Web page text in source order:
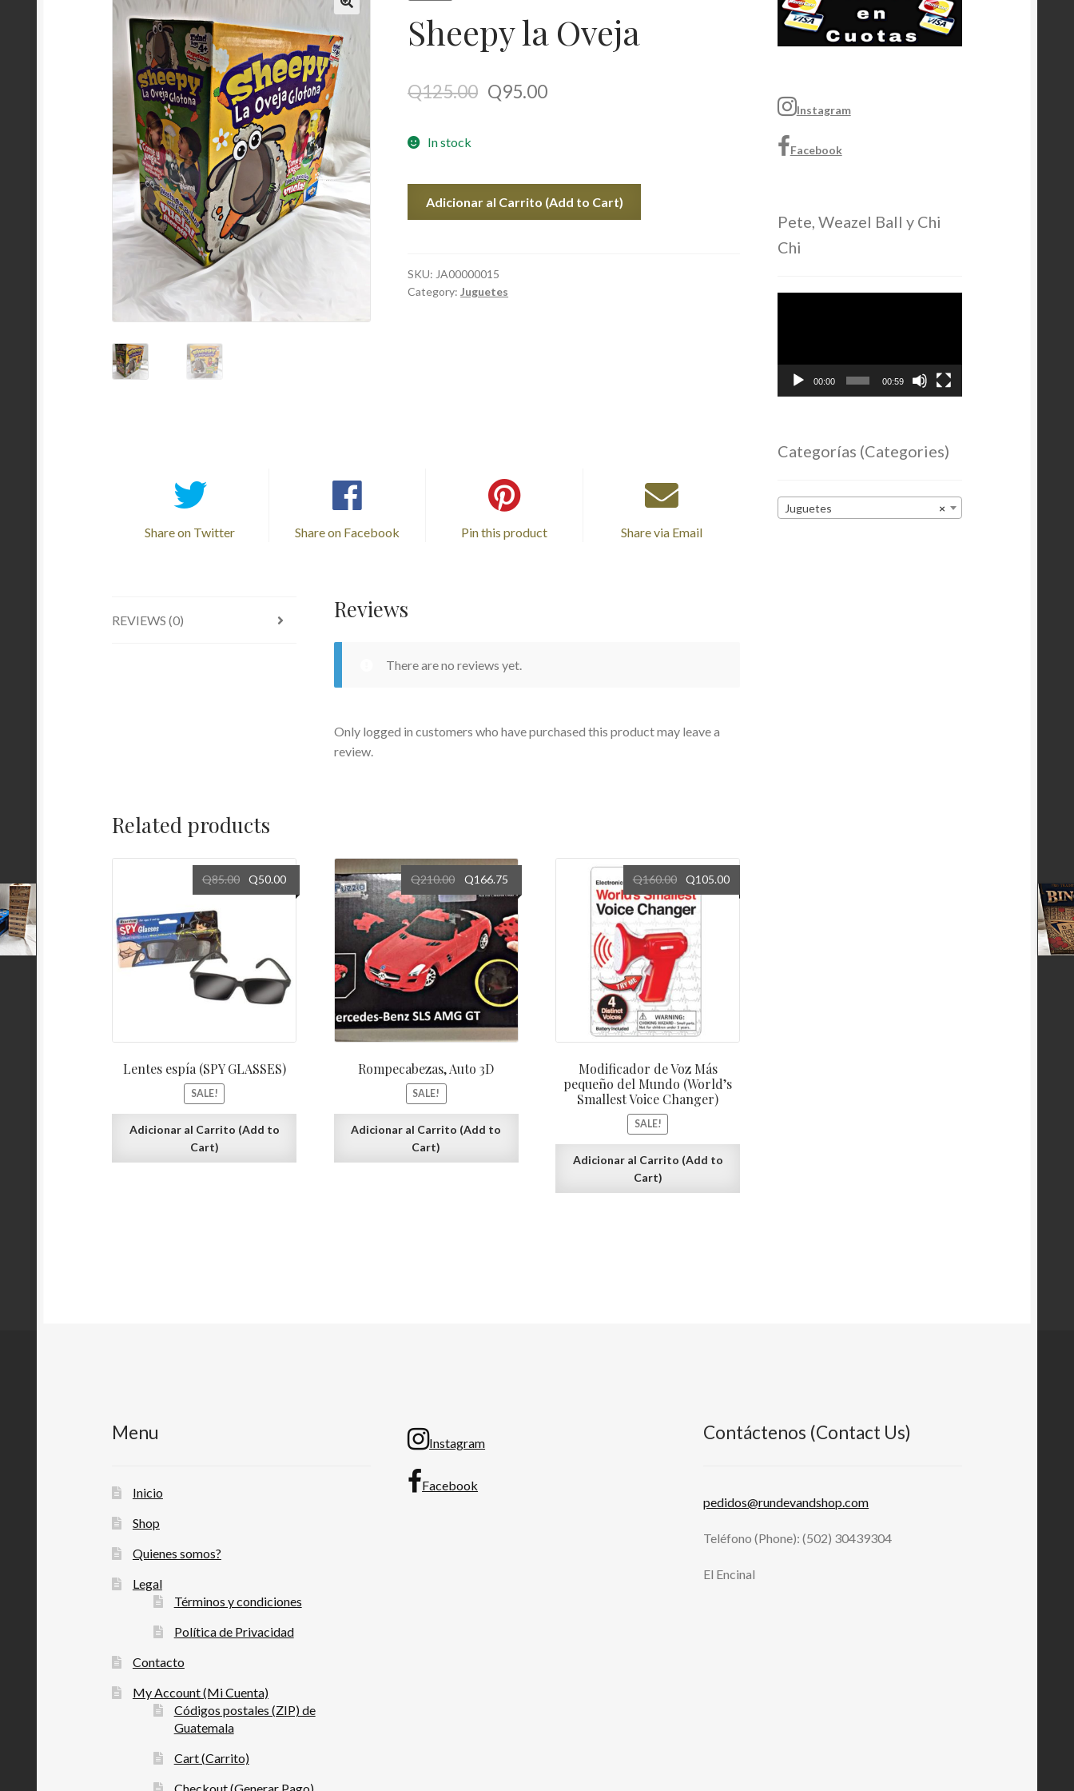
Política de PrivacidadQuienes somos?Register (Registrarse) ShopTérminos y condiciones
Sheepy la Oveja
Q125.00 Q95.00
In stock
Adicionar al Carrito (Add to Cart)
SKU: JA00000015
Category:Juguetes
Share on Twitter Share on Facebook Pin this product Share via Email
REVIEWS (0) Reviews
There are no reviews yet.
Only logged in customers who have purchased this product may leave a
review.
Related products
Lentes espía (SPY GLASSES)
SALE!
Q85.00 Q50.00
Adicionar al Carrito (Add to
Cart)
Rompecabezas, Auto 3D
SALE!
Q210.00 Q166.75
Adicionar al Carrito (Add to
Cart)
Modificador de Voz Más
pequeño del Mundo (World’s
Smallest Voice Changer)
SALE!
Q160.00 Q105.00
Adicionar al Carrito (Add to
Cart)
Instagram
Facebook
Pete, Weazel Ball y Chi
Chi
00:00 00:59
Categorías (Categories)
×
Juguetes
Menu
Inicio
Shop
Quienes somos?
Legal
Términos y condiciones
Política de Privacidad
Contacto
My Account (Mi Cuenta)
Códigos postales (ZIP) de
Guatemala
Cart (Carrito)
Instagram
Facebook
Contáctenos (Contact Us)
pedidos@rundevandshop.com
Teléfono (Phone): (502) 30439304
El Encinal